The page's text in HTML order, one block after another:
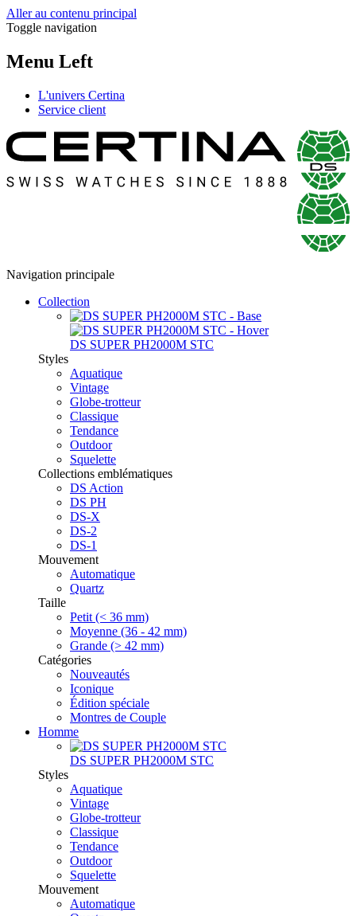
Aller au contenu principal
Toggle navigation
Menu Left
L'univers Certina
Service client
Navigation principale
Collection
DS SUPER PH2000M STC
Styles
Aquatique
Vintage
Globe-trotteur
Classique
Tendance
Outdoor
Squelette
Collections emblématiques
DS Action
DS PH
DS-X
DS-2
DS-1
Mouvement
Automatique
Quartz
Taille
Petit (< 36 mm)
Moyenne (36 - 42 mm)
Grande (> 42 mm)
Catégories
Nouveautés
Iconique
Édition spéciale
Montres de Couple
Homme
DS SUPER PH2000M STC
Styles
Aquatique
Vintage
Globe-trotteur
Classique
Tendance
Outdoor
Squelette
Mouvement
Automatique